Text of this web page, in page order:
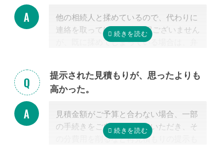
続手続きを明らかにすること、それに対
するお見積りを提示するところまでは無
料で行っています。
クしてほしい」といったご相談は、専門
家の能力を使った実務に当たるため、無
料面談の対象外です。詳しくは専門スタ
他の相続人と揉めているので、代わりに
連絡を取ってほしい 申し訳ございません
が、既に揉めてしまっている場合は、弁
に相談可能な弁護士が掲載されています
ので、お客様から弁護士事務所に直接ご
掲載中の弁護士一覧はこちら
提示された見積もりが、思ったよりも
高かった。
見積金額がご予算と合わない場合、一部
の手続きをご自身で行っていただき、そ
の分費用を削るなど再見積もりの提示も